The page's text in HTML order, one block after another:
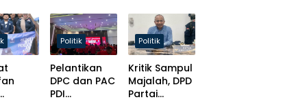
dan
ke
Dirawat
Lewat
Kaderisasi
dan Kursi
Parlemen!
Target Solid
Hingga Desa
Politik
Pelantikan
DPC dan PAC
PDI
Politik
Kritik Sampul
Majalah, DPD
Partai